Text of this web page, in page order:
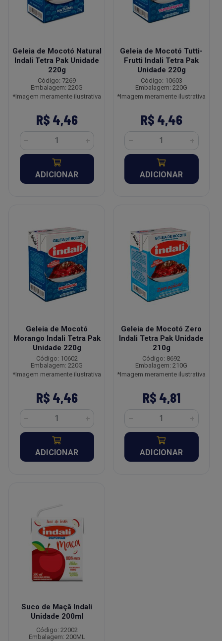
Geleia de Mocotó Natural
Indali Tetra Pak Unidade
220g
Código: 7269
Embalagem: 220G
*Imagem meramente ilustrativa
R$ 4,46
ADICIONAR
Geleia de Mocotó Tutti-
Frutti Indali Tetra Pak
Unidade 220g
Código: 10603
Embalagem: 220G
*Imagem meramente ilustrativa
R$ 4,46
ADICIONAR
Geleia de Mocotó
Morango Indali Tetra Pak
Unidade 220g
Código: 10602
Embalagem: 220G
*Imagem meramente ilustrativa
R$ 4,46
ADICIONAR
Geleia de Mocotó Zero
Indali Tetra Pak Unidade
210g
Código: 8692
Embalagem: 210G
*Imagem meramente ilustrativa
R$ 4,81
ADICIONAR
Suco de Maçã Indali
Unidade 200ml
Código: 22002
Embalagem: 200ML